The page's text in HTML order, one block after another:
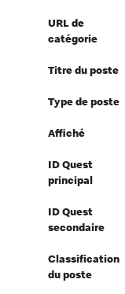
URL de
catégorie
Titre du poste
Type de poste
Affiché
ID Quest
principal
ID Quest
secondaire
Classification
du poste